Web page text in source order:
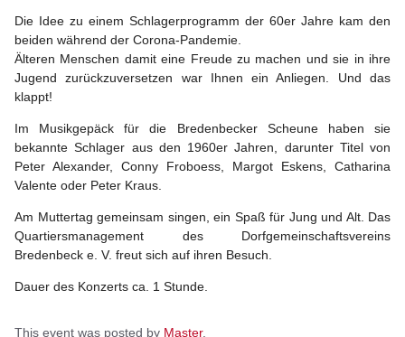
Die Idee zu einem Schlagerprogramm der 60er Jahre kam den
beiden während der Corona-Pandemie.
Älteren Menschen damit eine Freude zu machen und sie in ihre
Jugend zurückzuversetzen war Ihnen ein Anliegen. Und das
klappt!
Im Musikgepäck für die Bredenbecker Scheune haben sie
bekannte Schlager aus den 1960er Jahren, darunter Titel von
Peter Alexander, Conny Froboess, Margot Eskens, Catharina
Valente oder Peter Kraus.
Am Muttertag gemeinsam singen, ein Spaß für Jung und Alt. Das
Quartiers­management des Dorfgemeinschaftsvereins
Bredenbeck e. V. freut sich auf ihren Besuch.
Dauer des Konzerts ca. 1 Stunde.
This event was posted by Master.